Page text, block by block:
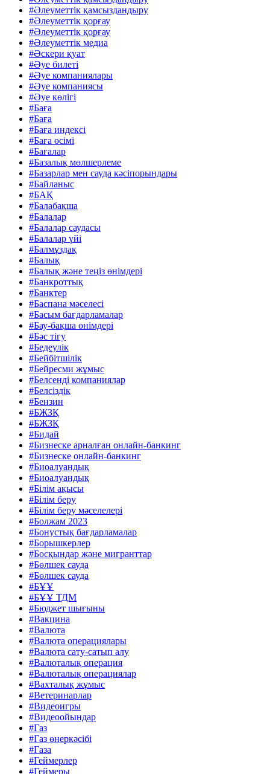
#Әлеуметтік қамсыздандыру
#Әлеуметтік қорғау
#Әлеуметтік қорғау
#Әлеуметтік медиа
#Әскери қуат
#Әуе билеті
#Әуе компаниялары
#Әуе компаниясы
#Әуе көлігі
#Баға
#Баға
#Баға индексі
#Баға өсімі
#Бағалар
#Базалық мөлшерлеме
#Базарлар мен сауда кәсіпорындары
#Байланыс
#БАҚ
#Балабақша
#Балалар
#Балалар саудасы
#Балалар үйі
#Балмұздақ
#Балық
#Балық және теңіз өнімдері
#Банкроттық
#Банктер
#Баспана мәселесі
#Басым бағдарламалар
#Бау-бақша өнімдері
#Бәс тігу
#Бедеулік
#Бейбітшілік
#Бейресми жұмыс
#Белсенді компаниялар
#Белсіздік
#Бензин
#БЖЗҚ
#БЖЗҚ
#Бидай
#Бизнеске арналған онлайн-банкинг
#Бизнеске онлайн-банкинг
#Биоалуандық
#Биоалуандық
#Білім ақысы
#Білім беру
#Білім беру мәселелері
#Болжам 2023
#Бонустық бағдарламалар
#Борышкерлер
#Босқындар және мигранттар
#Бөлшек сауда
#Бөлшек сауда
#БҰҰ
#БҰҰ ТДМ
#Бюджет шығыны
#Вакцина
#Валюта
#Валюта операциялары
#Валюта сату-сатып алу
#Валюталық операция
#Валюталық операциялар
#Вахталық жұмыс
#Ветеринарлар
#Видеоигры
#Видеоойындар
#Газ
#Газ өнеркәсібі
#Газа
#Геймерлер
#Геймеры